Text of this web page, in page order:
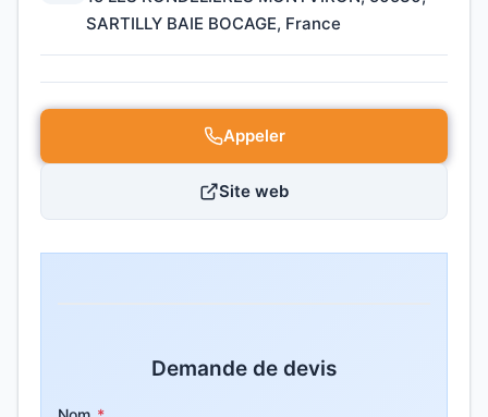
SARTILLY BAIE BOCAGE, France
Appeler
Site web
Demande de devis